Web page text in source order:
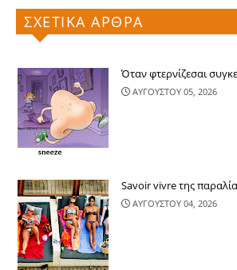
ΣΧΕΤΙΚΑ ΑΡΘΡΑ
Όταν φτερνίζεσαι
ΑΥΓΟΥΣΤΟΥ 05, 2026
Savoir vivre της
ΑΥΓΟΥΣΤΟΥ 04, 2026